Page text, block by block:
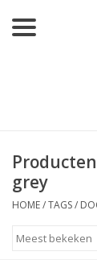
KEUKEN
LIFESTYLE
grey
HOME/TAGS/